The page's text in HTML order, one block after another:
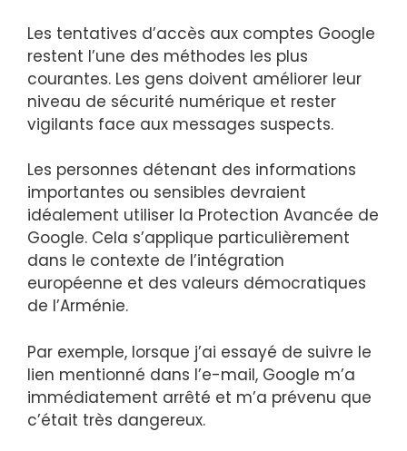
Les tentatives d’accès aux comptes Google
restent l’une des méthodes les plus
courantes. Les gens doivent améliorer leur
niveau de sécurité numérique et rester
vigilants face aux messages suspects.
Les personnes détenant des informations
importantes ou sensibles devraient
idéalement utiliser la Protection Avancée de
Google. Cela s’applique particulièrement
dans le contexte de l’intégration
européenne et des valeurs démocratiques
de l’Arménie.
Par exemple, lorsque j’ai essayé de suivre le
lien mentionné dans l’e-mail, Google m’a
immédiatement arrêté et m’a prévenu que
c’était très dangereux.